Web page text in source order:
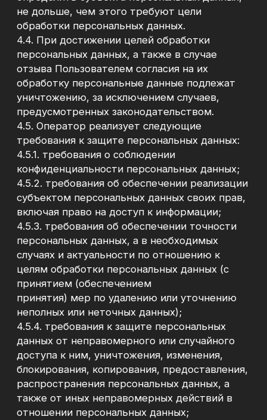
действия;
4.7.2. Передача необходима в целях
исполнения Оператором договора,
заключённого с Пользователем;
4.7.3. Передача необходима в целях
предоставления Пользователю по его
запросу доступа к определённым сервисам
4.7.4. Передача предусмотрена
действующим законодательством;
допускается лицам, привлекаемым
Оператором для исполнения обязательств
перед Пользователями, включая операторов
CRM-систем, сервисов аналитики, сервисов
рассылок и иных сервисов, используемых
Оператором в рамках осуществления
деятельности.
4.7.5. Передача персональных данных
осуществляется в статистических или иных
исследовательских целях, за исключением
целей, указанных в статье 15 Закона о
персональных данных, при условии
обязательного обезличивания персональных
4.8. При сборе персональных данных
Пользователей Оператор обеспечивает
запись, систематизацию, накопление,
хранение, уточнение (обновление,
изменение), извлечение персональных
данных граждан Российской Федерации с
использованием баз данных, находящихся на
территории Российской Федерации, за
исключением случаев, указанных в Законе о
персональных данных.
4.9. Обработка персональных данных
осуществляется с использованием баз
данных, находящихся на территории
4.10. Трансграничная передача персональных
данных Оператором не осуществляется.